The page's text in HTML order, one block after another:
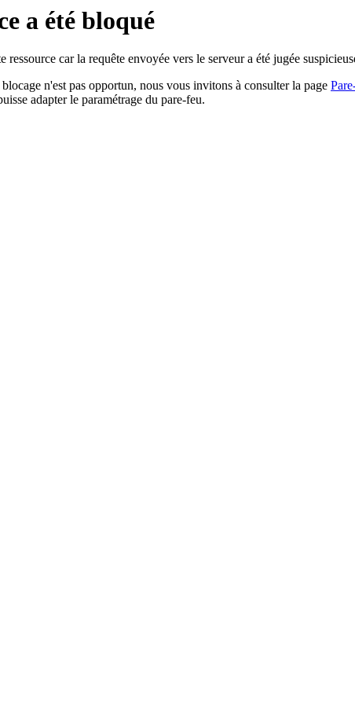
a été bloqué
car la requête envoyée vers le serveur a été jugée
n'est pas opportun, nous vous invitons à consulter la page
adapter le paramétrage du pare-feu.